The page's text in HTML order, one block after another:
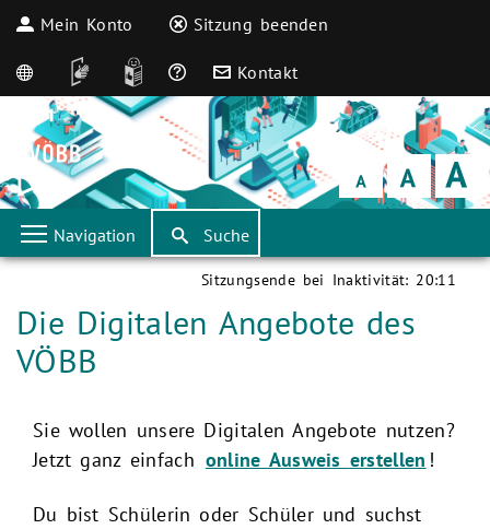
Mein Konto Sitzung beenden
English DGS Leichte Sprache
Häufige Fragen
Kontakt
Schrift
klein Schrift
normal Schrift
groß
Navigation Suche
Sitzungsende bei Inaktivität: 20:11
Aktuelle Seite:
Die Digitalen Angebote des
VÖBB
Sie wollen unsere Digitalen Angebote nutzen?
Jetzt ganz einfach online Ausweis erstellen !
Du bist Schülerin oder Schüler und suchst